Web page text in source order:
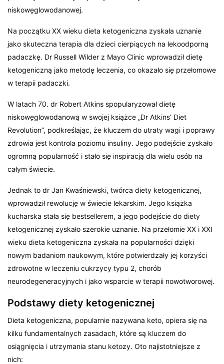
niskowęglowodanowej.
Na początku XX wieku dieta ketogeniczna zyskała uznanie
jako skuteczna terapia dla dzieci cierpiących na lekoodporną
padaczkę. Dr Russell Wilder z Mayo Clinic wprowadził dietę
ketogeniczną jako metodę leczenia, co okazało się przełomowe
w terapii padaczki.
W latach 70. dr Robert Atkins spopularyzował dietę
niskowęglowodanową w swojej książce „Dr Atkins’ Diet
Revolution”, podkreślając, że kluczem do utraty wagi i poprawy
zdrowia jest kontrola poziomu insuliny. Jego podejście zyskało
ogromną popularność i stało się inspiracją dla wielu osób na
całym świecie.
Jednak to dr Jan Kwaśniewski, twórca diety ketogenicznej,
wprowadził rewolucję w świecie lekarskim. Jego książka
kucharska stała się bestsellerem, a jego podejście do diety
ketogenicznej zyskało szerokie uznanie. Na przełomie XX i XXI
wieku dieta ketogeniczna zyskała na popularności dzięki
nowym badaniom naukowym, które potwierdzały jej korzyści
zdrowotne w leczeniu cukrzycy typu 2, chorób
neurodegeneracyjnych i jako wsparcie w terapii nowotworowej.
Podstawy diety ketogenicznej
Dieta ketogeniczna, popularnie nazywana keto, opiera się na
kilku fundamentalnych zasadach, które są kluczem do
osiągnięcia i utrzymania stanu ketozy. Oto najistotniejsze z
nich: